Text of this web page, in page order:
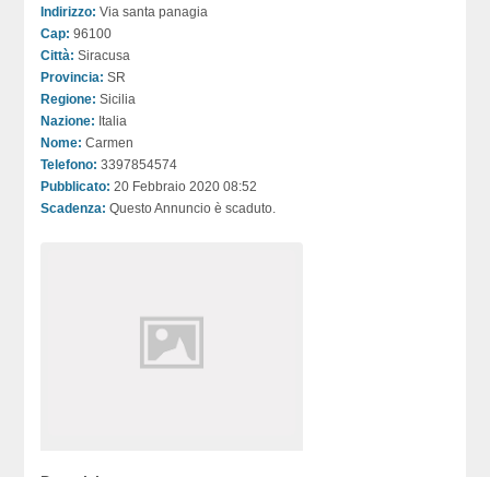
Indirizzo: Via santa panagia
Cap: 96100
Città: Siracusa
Provincia: SR
Regione: Sicilia
Nazione: Italia
Nome: Carmen
Telefono: 3397854574
Pubblicato: 20 Febbraio 2020 08:52
Scadenza: Questo Annuncio è scaduto.